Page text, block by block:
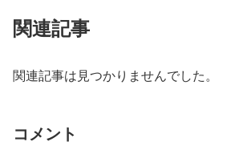
関連記事
関連記事は見つかりませんでした。
コメント